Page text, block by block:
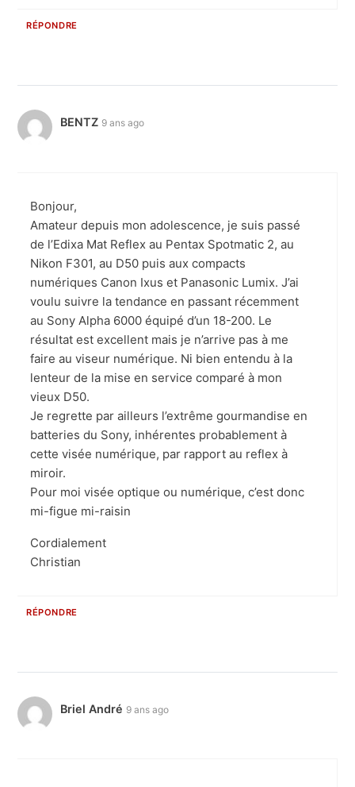
RÉPONDRE
BENTZ 9 ans ago
Bonjour,
Amateur depuis mon adolescence, je suis passé
de l’Edixa Mat Reflex au Pentax Spotmatic 2, au
Nikon F301, au D50 puis aux compacts
numériques Canon Ixus et Panasonic Lumix. J’ai
voulu suivre la tendance en passant récemment
au Sony Alpha 6000 équipé d’un 18-200. Le
résultat est excellent mais je n’arrive pas à me
faire au viseur numérique. Ni bien entendu à la
lenteur de la mise en service comparé à mon
vieux D50.
Je regrette par ailleurs l’extrême gourmandise en
batteries du Sony, inhérentes probablement à
cette visée numérique, par rapport au reflex à
miroir.
Pour moi visée optique ou numérique, c’est donc
mi-figue mi-raisin
Cordialement
Christian
RÉPONDRE
Briel André 9 ans ago